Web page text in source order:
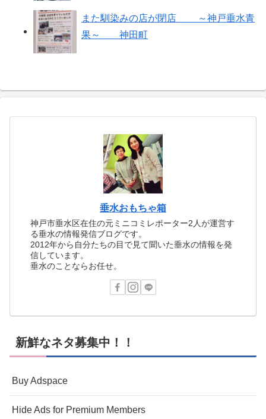
また馴染みの店が閉店 ～神戸垂水青
果～ 神田町
垂水おもちゃ箱
神戸市垂水区在住の元ミニコミレポーター2人が運営す
る垂水の情報発信ブログです。
2012年から自分たちの目で見て聞いた垂水の情報を発
信しています。
垂水のことならお任せ。
新鮮なネタ募集中！！
Buy Adspace
Hide Ads for Premium Members